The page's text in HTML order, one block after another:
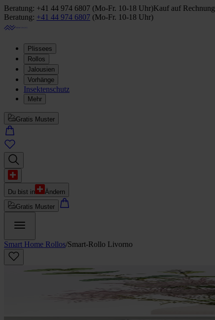
Beratung: +41 44 974 6807 (Mo-Fr. 10-18 Uhr)Kauf auf Rechnung
Beratung: +41 44 974 6807 (Mo-Fr. 10-18 Uhr)
Plissees
Rollos
Jalousien
Vorhänge
Insektenschutz
Mehr
Gratis Muster
Du bist in
Ändern
Gratis Muster
Smart Home Rollos/Smart-Rollo Livorno